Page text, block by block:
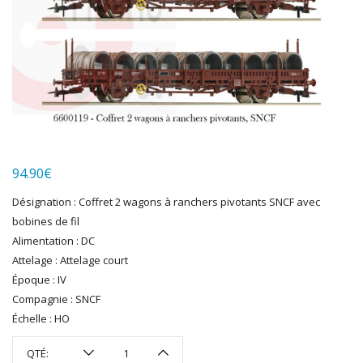
HERKAT
HUMBROL
ITALERI
JOUEF
KOLIBRI
LGB
LS MODELS
MARLKIN
NOREV
NOVATEUR MODELES
PECO
PG mini
PIKO
PN SUD MODELISME
PRINCE AUGUST
94.90€
Désignation : Coffret 2 wagons à ranchers pivotants SNCF avec
bobines de fil
Alimentation : DC
Attelage : Attelage court
Époque : IV
Compagnie : SNCF
Échelle : HO
QTÉ: